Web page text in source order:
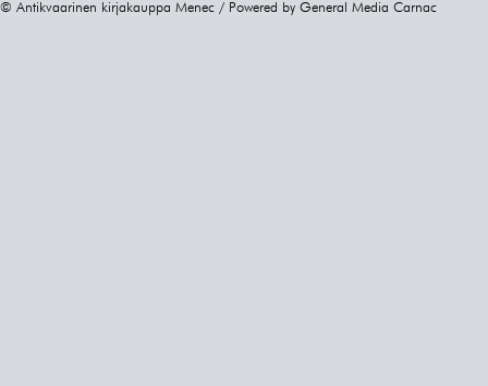
© Antikvaarinen kirjakauppa Menec / Powered by General Media Carnac